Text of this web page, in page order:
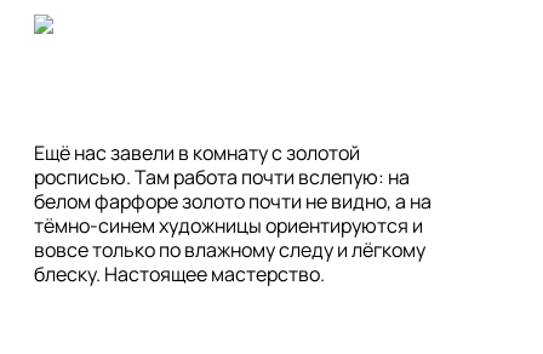
Ещё нас завели в комнату с золотой
росписью. Там работа почти вслепую: на
белом фарфоре золото почти не видно, а на
тёмно-синем художницы ориентируются и
вовсе только по влажному следу и лёгкому
блеску. Настоящее мастерство.